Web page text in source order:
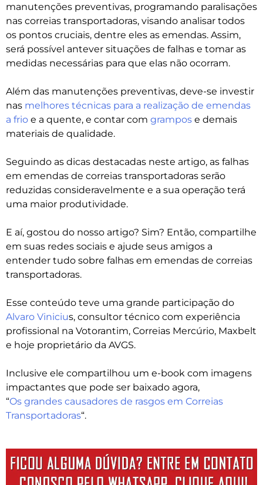
manutenções preventivas, programando paralisações
nas correias transportadoras, visando analisar todos
os pontos cruciais, dentre eles as emendas. Assim,
será possível antever situações de falhas e tomar as
medidas necessárias para que elas não ocorram.
Além das manutenções preventivas, deve-se investir
nas melhores técnicas para a realização de emendas
a frio e a quente, e contar com grampos e demais
materiais de qualidade.
Seguindo as dicas destacadas neste artigo, as falhas
em emendas de correias transportadoras serão
reduzidas consideravelmente e a sua operação terá
uma maior produtividade.
E aí, gostou do nosso artigo? Sim? Então, compartilhe
em suas redes sociais e ajude seus amigos a
entender tudo sobre falhas em emendas de correias
transportadoras.
Esse conteúdo teve uma grande participação do
Alvaro Vinicius, consultor técnico com experiência
profissional na Votorantim, Correias Mercúrio, Maxbelt
e hoje proprietário da AVGS.
Inclusive ele compartilhou um e-book com imagens
impactantes que pode ser baixado agora,
“Os grandes causadores de rasgos em Correias
Transportadoras“.